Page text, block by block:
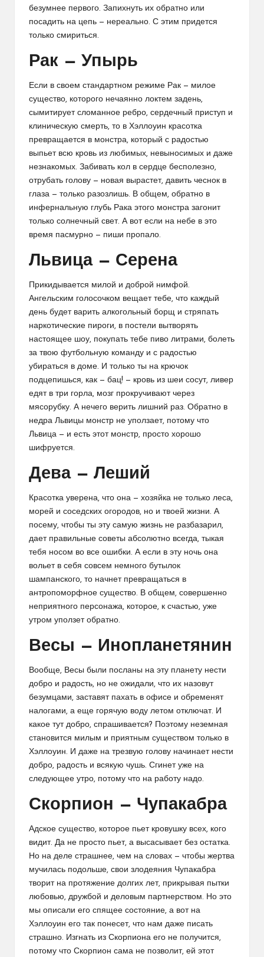
безумнее первого. Запихнуть их обратно или
посадить на цепь — нереально. С этим придется
только смириться.
Рак — Упырь
Если в своем стандартном режиме Рак — милое
существо, которого нечаянно локтем задень,
сымитирует сломанное ребро, сердечный приступ и
клиническую смерть, то в Хэллоуин красотка
превращается в монстра, который с радостью
выпьет всю кровь из любимых, невыносимых и даже
незнакомых. Забивать кол в сердце бесполезно,
отрубать голову — новая вырастет, давить чеснок в
глаза — только разозлишь. В общем, обратно в
инфернальную глубь Рака этого монстра загонит
только солнечный свет. А вот если на небе в это
время пасмурно — пиши пропало.
Львица — Серена
Прикидывается милой и доброй нимфой.
Ангельским голосочком вещает тебе, что каждый
день будет варить алкогольный борщ и стряпать
наркотические пироги, в постели вытворять
настоящее шоу, покупать тебе пиво литрами, болеть
за твою футбольную команду и с радостью
убираться в доме. И только ты на крючок
подцепишься, как — бац! — кровь из шеи сосут, ливер
едят в три горла, мозг прокручивают через
мясорубку. А нечего верить лишний раз. Обратно в
недра Львицы монстр не уползает, потому что
Львица — и есть этот монстр, просто хорошо
шифруется.
Дева — Леший
Красотка уверена, что она — хозяйка не только леса,
морей и соседских огородов, но и твоей жизни. А
посему, чтобы ты эту самую жизнь не разбазарил,
дает правильные советы абсолютно всегда, тыкая
тебя носом во все ошибки. А если в эту ночь она
вольет в себя совсем немного бутылок
шампанского, то начнет превращаться в
антропоморфное существо. В общем, совершенно
неприятного персонажа, которое, к счастью, уже
утром уползет обратно.
Весы — Инопланетянин
Вообще, Весы были посланы на эту планету нести
добро и радость, но не ожидали, что их назовут
безумцами, заставят пахать в офисе и обременят
налогами, а еще горячую воду летом отключат. И
какое тут добро, спрашивается? Поэтому неземная
становится милым и приятным существом только в
Хэллоуин. И даже на трезвую голову начинает нести
добро, радость и всякую чушь. Сгинет уже на
следующее утро, потому что на работу надо.
Скорпион — Чупакабра
Адское существо, которое пьет кровушку всех, кого
видит. Да не просто пьет, а высасывает без остатка.
Но на деле страшнее, чем на словах — чтобы жертва
мучилась подольше, свои злодеяния Чупакабра
творит на протяжение долгих лет, прикрывая пытки
любовью, дружбой и деловым партнерством. Но это
мы описали его спящее состояние, а вот на
Хэллоуин его так понесет, что нам даже писать
страшно. Изгнать из Скорпиона его не получится,
потому что Скорпион сама не позволит, ей этот